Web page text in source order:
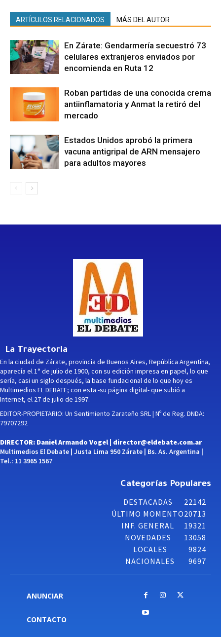
ARTÍCULOS RELACIONADOS MÁS DEL AUTOR
En Zárate: Gendarmería secuestró 73
celulares extranjeros enviados por
encomienda en Ruta 12
Roban partidas de una conocida crema
antiinflamatoria y Anmat la retiró del
mercado
Estados Unidos aprobó la primera
vacuna antigripal de ARN mensajero
para adultos mayores
La Trayectoria
En la ciudad de Zárate, provincia de Buenos Aires, República Argentina,
aparecía el 1° de julio de 1900, con su edición impresa en papel, lo que
sería, casi un siglo después, la base fundacional de lo que hoy es
Multimedios EL DEBATE; con esta -su página digital- que subió a
Internet, el 27 de julio de 1997.
EDITOR-PROPIETARIO: Un Sentimiento Zarateño SRL | Nº de Reg. DNDA:
79707292
DIRECTOR: Daniel Armando Vogel | director@eldebate.com.ar
Multimedios El Debate | Justa Lima 950 Zárate | Bs. As. Argentina |
Tel.: 11 3965 1567
Categorías Populares
DESTACADAS
22142
ÚLTIMO MOMENTO20713
INF. GENERAL
19321
NOVEDADES
13058
LOCALES
9824
NACIONALES
9697
ANUNCIAR
CONTACTO